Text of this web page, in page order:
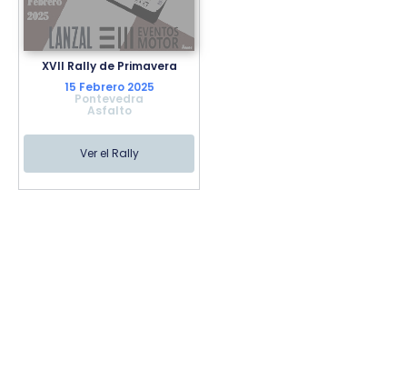
XVII Rally de Primavera
15 Febrero 2025
Pontevedra
Asfalto
Ver el Rally